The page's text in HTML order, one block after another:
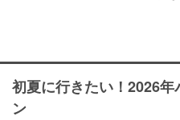
初夏に行きたい！2026
ン